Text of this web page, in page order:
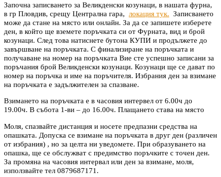
Започна записването за Великденски козунаци, в нашата фурна,
в гр Пловдив, срещу Централна гара, локация тук. Записването
може да стане на място или онлайн. За да се запишете изберете
ден, в който ще вземете поръчката си от Фурната, вид и брой
козунаци. След това натиснете бутона КУПИ и продължете до
завършване на поръчката. С финализиране на поръчката и
получаване на номер на поръчката Вие сте успешно записани за
поръчания брой Великденски козунаци. Козунаци ще се дават по
номер на поръчка и име на поръчителя. Избрания ден за взимане
на поръчката е задължителен за спазване.
Взимането на поръчката е в часовия интервел от 6.00ч до
19.00ч. В събота 1-ви – до 16.00ч. Плащането става на място
Моля, спазвайте дистанция и носете предпазни средства на
опашката. Допуска се взимане на поръчката в друг ден (различен
от избрания) , но за целта ни уведомете. При образуването на
опашка, ще се обслужват с предимство поръчките с точен ден.
За промяна на часовия интервал или ден за взимане, моля,
използвайте тел 0879687171.